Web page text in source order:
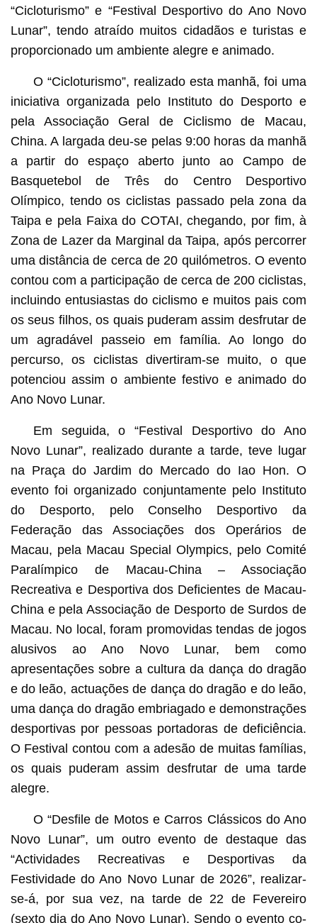
“Cicloturismo” e “Festival Desportivo do Ano Novo
Lunar”, tendo atraído muitos cidadãos e turistas e
proporcionado um ambiente alegre e animado.
O “Cicloturismo”, realizado esta manhã, foi uma
iniciativa organizada pelo Instituto do Desporto e
pela Associação Geral de Ciclismo de Macau,
China. A largada deu-se pelas 9:00 horas da manhã
a partir do espaço aberto junto ao Campo de
Basquetebol de Três do Centro Desportivo
Olímpico, tendo os ciclistas passado pela zona da
Taipa e pela Faixa do COTAI, chegando, por fim, à
Zona de Lazer da Marginal da Taipa, após percorrer
uma distância de cerca de 20 quilómetros. O evento
contou com a participação de cerca de 200 ciclistas,
incluindo entusiastas do ciclismo e muitos pais com
os seus filhos, os quais puderam assim desfrutar de
um agradável passeio em família. Ao longo do
percurso, os ciclistas divertiram-se muito, o que
potenciou assim o ambiente festivo e animado do
Ano Novo Lunar.
Em seguida, o “Festival Desportivo do Ano
Novo Lunar”, realizado durante a tarde, teve lugar
na Praça do Jardim do Mercado do Iao Hon. O
evento foi organizado conjuntamente pelo Instituto
do Desporto, pelo Conselho Desportivo da
Federação das Associações dos Operários de
Macau, pela Macau Special Olympics, pelo Comité
Paralímpico de Macau-China – Associação
Recreativa e Desportiva dos Deficientes de Macau-
China e pela Associação de Desporto de Surdos de
Macau. No local, foram promovidas tendas de jogos
alusivos ao Ano Novo Lunar, bem como
apresentações sobre a cultura da dança do dragão
e do leão, actuações de dança do dragão e do leão,
uma dança do dragão embriagado e demonstrações
desportivas por pessoas portadoras de deficiência.
O Festival contou com a adesão de muitas famílias,
os quais puderam assim desfrutar de uma tarde
alegre.
O “Desfile de Motos e Carros Clássicos do Ano
Novo Lunar”, um outro evento de destaque das
“Actividades Recreativas e Desportivas da
Festividade do Ano Novo Lunar de 2026”, realizar-
se-á, por sua vez, na tarde de 22 de Fevereiro
(sexto dia do Ano Novo Lunar). Sendo o evento co-